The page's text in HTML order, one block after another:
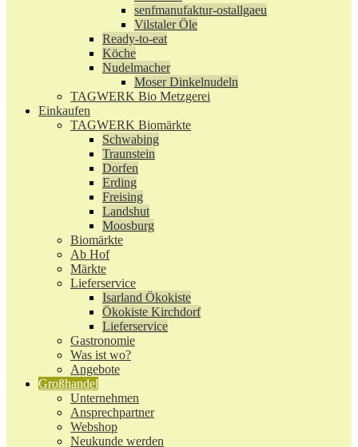
senfmanufaktur-ostallgaeu
Vilstaler Öle
Ready-to-eat
Köche
Nudelmacher
Moser Dinkelnudeln
TAGWERK Bio Metzgerei
Einkaufen
TAGWERK Biomärkte
Schwabing
Traunstein
Dorfen
Erding
Freising
Landshut
Moosburg
Biomärkte
Ab Hof
Märkte
Lieferservice
Isarland Ökokiste
Ökokiste Kirchdorf
Lieferservice
Gastronomie
Was ist wo?
Angebote
Großhandel
Unternehmen
Ansprechpartner
Webshop
Neukunde werden